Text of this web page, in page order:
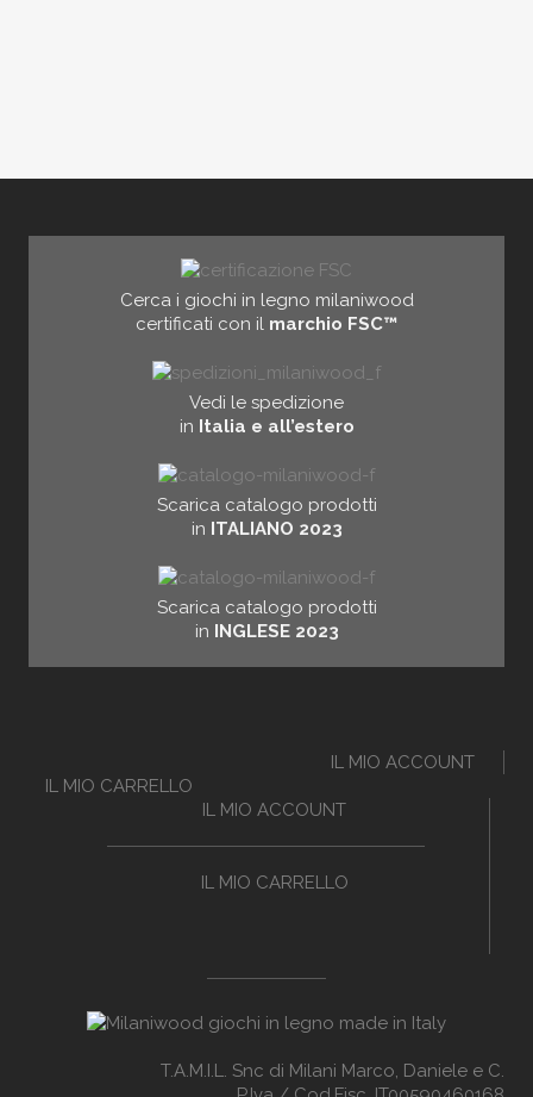
Cerca i giochi in legno milaniwood
certificati con il marchio FSC™
Vedi le spedizione
in Italia e all’estero
Scarica catalogo prodotti
in ITALIANO 2023
Scarica catalogo prodotti
in
INGLESE 2023
IL MIO ACCOUNT
IL MIO CARRELLO
IL MIO ACCOUNT
IL MIO CARRELLO
T.A.M.I.L. Snc di Milani Marco, Daniele e C.